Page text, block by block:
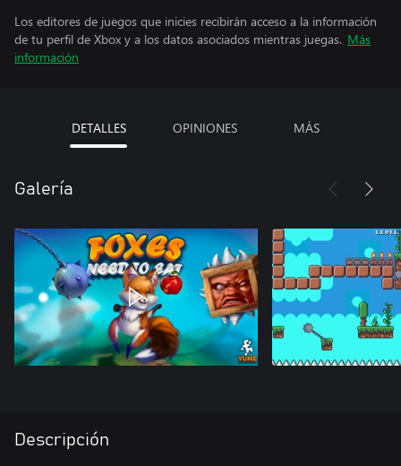
Los editores de juegos que inicies recibirán acceso a la información
de tu perfil de Xbox y a los datos asociados mientras juegas. Más
información
DETALLES OPINIONES MÁS
Galería
Descripción